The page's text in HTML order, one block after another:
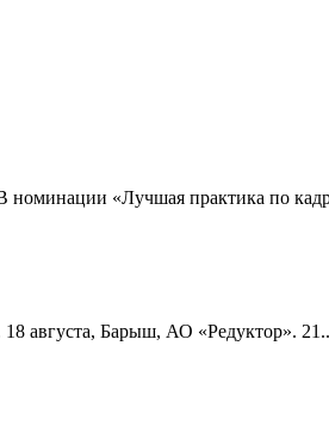
номинации «Лучшая практика по
августа, Барыш, АО «Редуктор».